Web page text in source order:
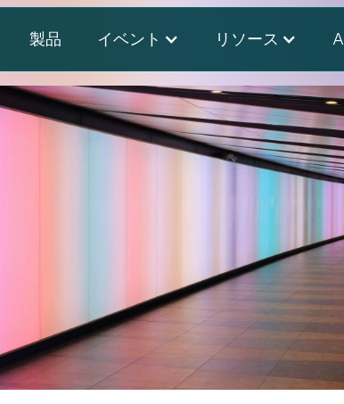
製品 イベント リソース